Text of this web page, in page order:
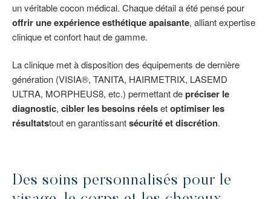
un véritable cocon médical. Chaque détail a été pensé pour
offrir une expérience esthétique apaisante, alliant expertise
clinique et confort haut de gamme.
La clinique met à disposition des équipements de dernière
génération (VISIA®, TANITA, HAIRMETRIX, LASEMD
ULTRA, MORPHEUS8, etc.) permettant depréciser le
diagnostic, cibler les besoins réelsetoptimiser les
résultatstout en garantissantsécurité et discrétion.
Des soins personnalisés pour le